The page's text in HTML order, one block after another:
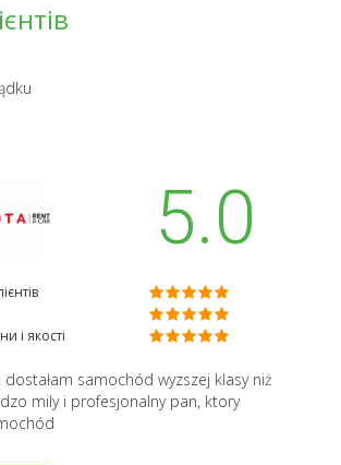
5.0
і якості
samochód wyzszej klasy niż
mily i profesjonalny pan, ktory